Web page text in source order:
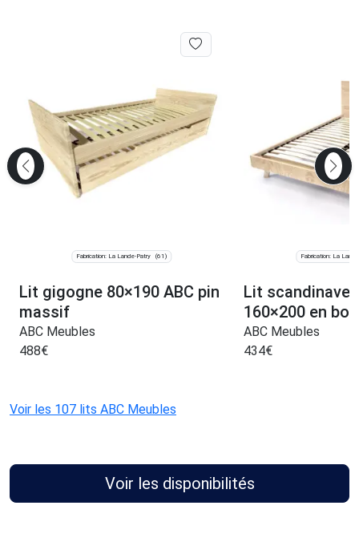
Fabrication: La Lande-Patry (61)
Lit gigogne 80×190 ABC pin
massif
ABC Meubles
488€
Fabrication: La
Lit scandinave
160×200 en
ABC Meubles
434€
Voir les 107 lits ABC Meubles
Voir les disponibilités